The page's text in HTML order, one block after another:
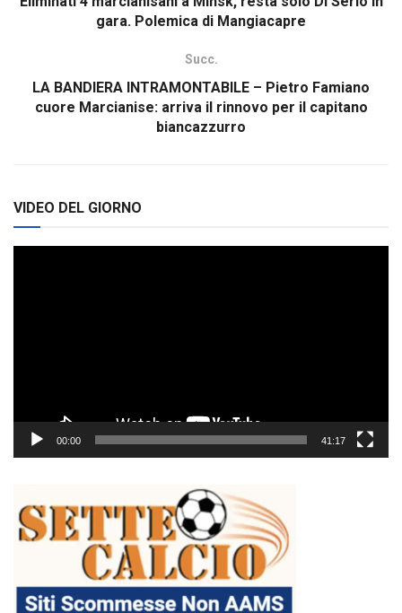
gara. Polemica di Mangiacapre
Succ.
LA BANDIERA INTRAMONTABILE – Pietro Famiano
cuore Marcianise: arriva il rinnovo per il capitano
biancazzurro
VIDEO DEL GIORNO
00:00 41:17